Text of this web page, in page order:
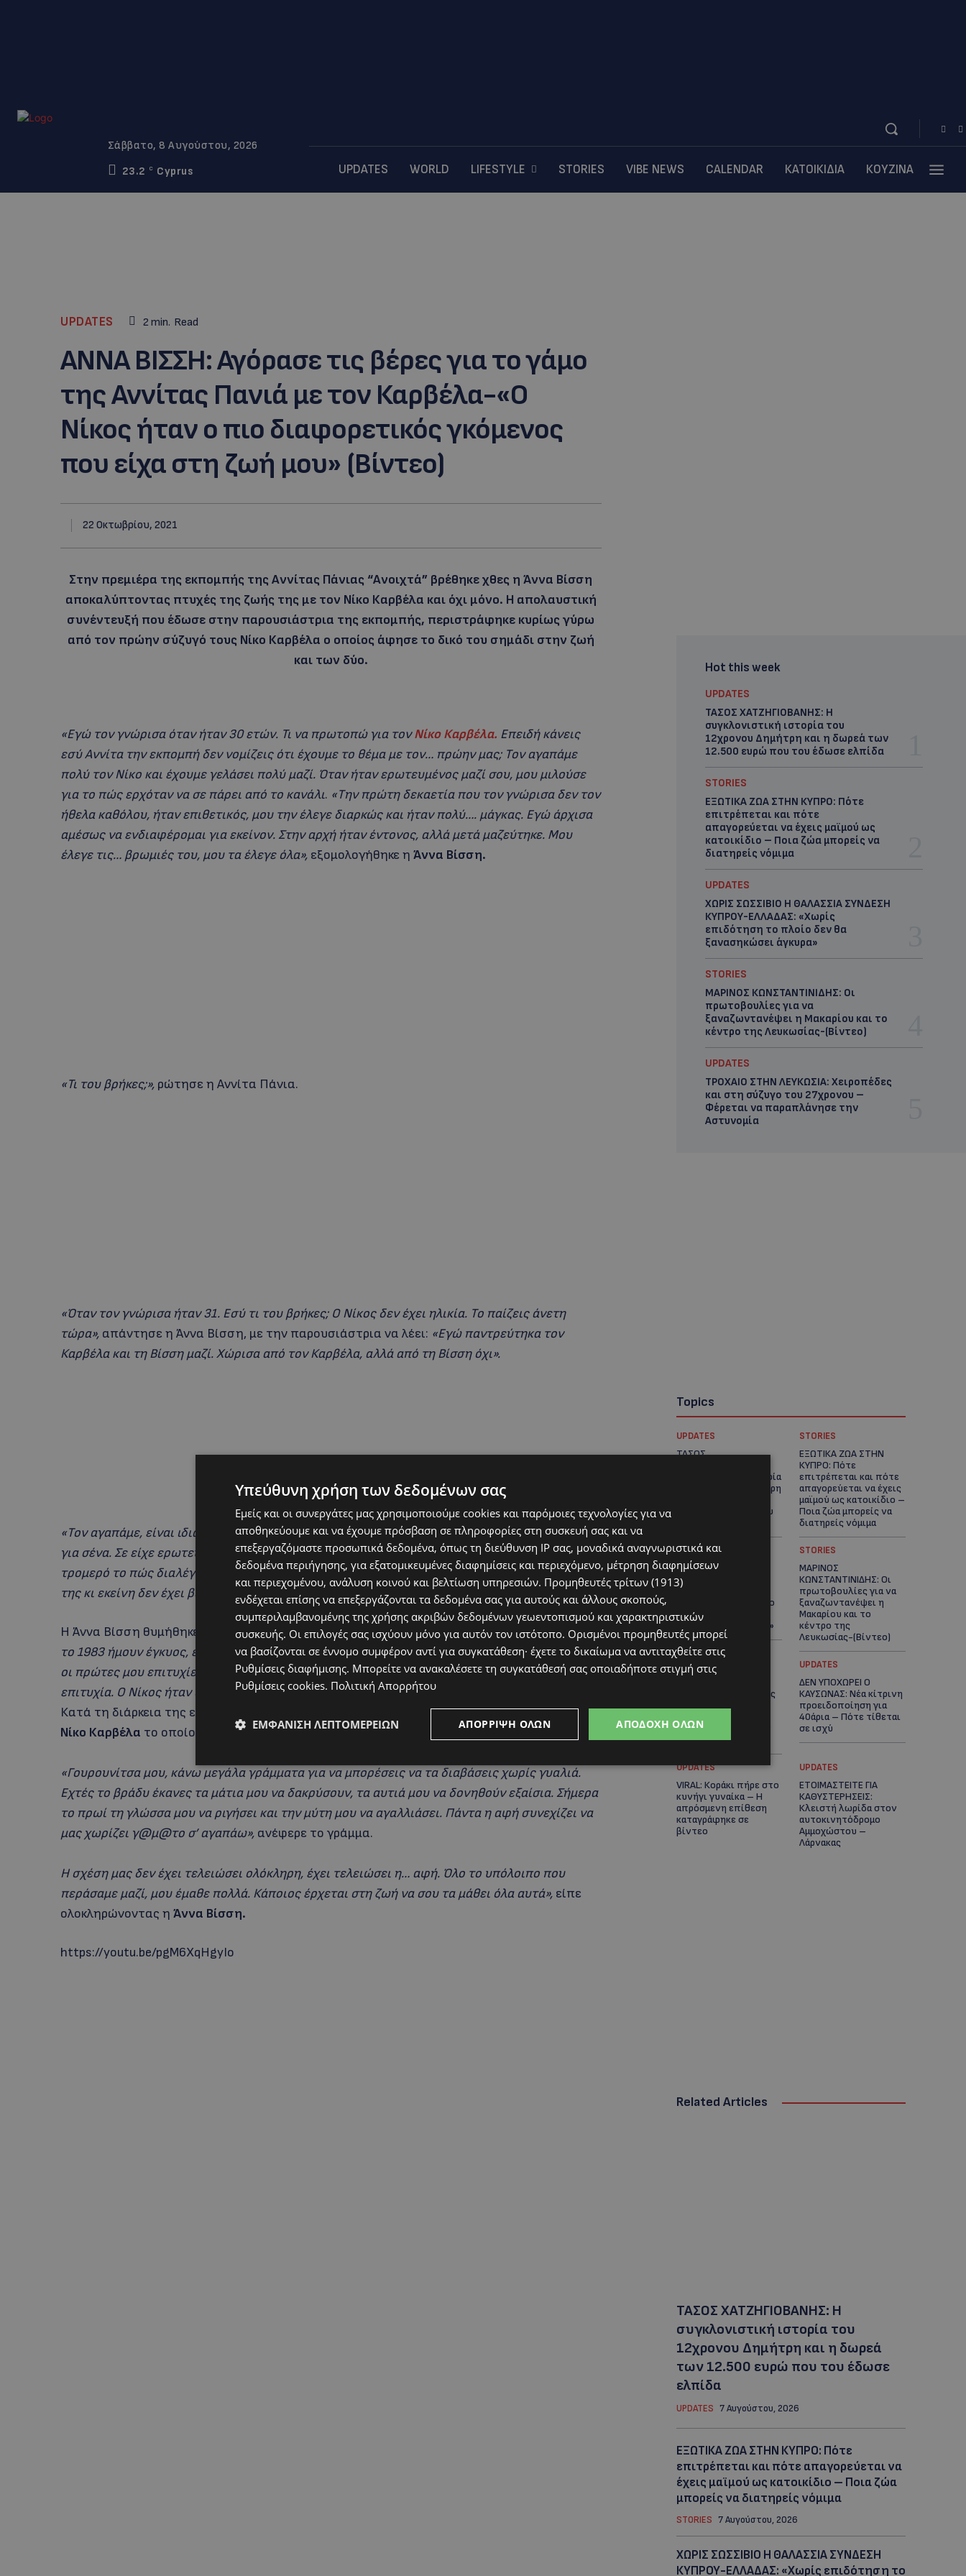
Σάββατο, 8 Αυγούστου, 2026
23.2
C Cyprus UPDATES WORLD LIFESTYLE STORIES VIBE NEWS CALENDAR ΚΑΤΟΙΚΙΔΙΑ ΚΟΥΖΙΝΑ
UPDATES 2 min. Read
ΑΝΝΑ ΒΙΣΣΗ: Αγόρασε τις βέρες για το γάμο
της Αννίτας Πανιά με τον Καρβέλα-«Ο
Νίκος ήταν ο πιο διαφορετικός γκόμενος
που είχα στη ζωή μου» (Βίντεο)
22 Οκτωβρίου, 2021
Στην πρεμιέρα της εκπομπής της Αννίτας Πάνιας “Ανοιχτά” βρέθηκε χθες η Άννα Βίσση
αποκαλύπτοντας πτυχές της ζωής της με τον Νίκο Καρβέλα και όχι μόνο. Η απολαυστική
συνέντευξή που έδωσε στην παρουσιάστρια της εκπομπής, περιστράφηκε κυρίως γύρω
από τον πρώην σύζυγό τους Νίκο Καρβέλα ο οποίος άφησε το δικό του σημάδι στην ζωή
και των δύο.
«Εγώ τον γνώρισα όταν ήταν 30 ετών. Τι να πρωτοπώ για τονΝίκο Καρβέλα. Επειδή κάνεις
εσύ Αννίτα την εκπομπή δεν νομίζεις ότι έχουμε το θέμα με τον… πρώην μας; Τον αγαπάμε
πολύ τον Νίκο και έχουμε γελάσει πολύ μαζί. Όταν ήταν ερωτευμένος μαζί σου, μου μιλούσε
για το πώς ερχόταν να σε πάρει από το κανάλι. «Την πρώτη δεκαετία που τον γνώρισα δεν τον
ήθελα καθόλου, ήταν επιθετικός, μου την έλεγε διαρκώς και ήταν πολύ…. μάγκας. Εγώ άρχισα
αμέσως να ενδιαφέρομαι για εκείνον. Στην αρχή ήταν έντονος, αλλά μετά μαζεύτηκε. Μου
έλεγε τις… βρωμιές του, μου τα έλεγε όλα», εξομολογήθηκε η Άννα Βίσση.
«Τι του βρήκες;», ρώτησε η Αννίτα Πάνια.
«Όταν τον γνώρισα ήταν 31. Εσύ τι του βρήκες; Ο Νίκος δεν έχει ηλικία. Το παίζεις άνετη
τώρα», απάντησε η Άννα Βίσση, με την παρουσιάστρια να λέει: «Εγώ παντρεύτηκα τον
Καρβέλα και τη Βίσση μαζί. Χώρισα από τον Καρβέλα, αλλά από τη Βίσση όχι».
«Τον αγαπάμε, είναι ιδιαίτερο κομμάτι. Έχουμε γελάσει πάρα πολύ. Μια ιστορία που μου είπε
για σένα. Σε είχε ερωτευτεί και μου τα έλεγε. Ήρθε σε μια εκπομπή σου και μου λέει “είναι
τρομερό το πώς διαλέγει πώς θα ντυθεί”. Μου λέει εγώ παρατηρώ που τρέχει ο κόσμος γύρω
της κι εκείνη δεν έχει βαφτεί καν».
Η Άννα Βίσση θυμήθηκε για την εποχή του γάμου της με τον Καρβέλα:«Όταν παντρευτήκαμε
το 1983 ήμουν έγκυος, ενώ παράλληλα ξεδίπλωνα μια καριέρα. Από το 84′ και μετά ξεκίνησαν
οι πρώτες μου επιτυχίες από τον Νίκο. Ήμασταν μαζί σε όλα, στη ζωή στο τραγούδι στην
επιτυχία. Ο Νίκος ήταν ο πιο διαφορετικός γκόμενος που είχα στη ζωή μου».
Κατά τη διάρκεια της εκπομπής η δημοφιλής τραγουδίστρια έλαβε ένα γράμμα από τον
Νίκο Καρβέλα το οποίο προκάλεσε την έντονη συγκίνησή της…
«Γουρουνίτσα μου, κάνω μεγάλα γράμματα για να μπορέσεις να τα διαβάσεις χωρίς γυαλιά.
Εχτές το βράδυ έκανες τα μάτια μου να δακρύσουν, τα αυτιά μου να δονηθούν εξαίσια. Σήμερα
το πρωί τη γλώσσα μου να ριγήσει και την μύτη μου να αγαλλιάσει. Πάντα η αφή συνεχίζει να
μας χωρίζει γ@μ@το σ’ αγαπάω», ανέφερε το γράμμα.
Η σχέση μας δεν έχει τελειώσει ολόκληρη, έχει τελειώσει η… αφή. Όλο το υπόλοιπο που
περάσαμε μαζί, μου έμαθε πολλά. Κάποιος έρχεται στη ζωή να σου τα μάθει όλα αυτά», είπε
ολοκληρώνοντας η Άννα Βίσση.
https://youtu.be/pgM6XqHgyIo
Hot this week
UPDATES
ΤΑΣΟΣ ΧΑΤΖΗΓΙΟΒΑΝΗΣ: Η
συγκλονιστική ιστορία του
12χρονου Δημήτρη και η δωρεά των
12.500 ευρώ που του έδωσε ελπίδα
STORIES
ΕΞΩΤΙΚΑ ΖΩΑ ΣΤΗΝ ΚΥΠΡΟ: Πότε
επιτρέπεται και πότε
απαγορεύεται να έχεις μαϊμού ως
κατοικίδιο – Ποια ζώα μπορείς να
διατηρείς νόμιμα
UPDATES
ΧΩΡΙΣ ΣΩΣΣΙΒΙΟ Η ΘΑΛΑΣΣΙΑ ΣΥΝΔΕΣΗ
ΚΥΠΡΟΥ-ΕΛΛΑΔΑΣ: «Χωρίς
επιδότηση το πλοίο δεν θα
ξανασηκώσει άγκυρα»
STORIES
ΜΑΡΙΝΟΣ ΚΩΝΣΤΑΝΤΙΝΙΔΗΣ: Οι
πρωτοβουλίες για να
ξαναζωντανέψει η Μακαρίου και το
κέντρο της Λευκωσίας-(Βίντεο)
UPDATES
ΤΡΟΧΑΙΟ ΣΤΗΝ ΛΕΥΚΩΣΙΑ: Χειροπέδες
και στη σύζυγο του 27χρονου –
Φέρεται να παραπλάνησε την
Αστυνομία
Topics
UPDATES
ΤΑΣΟΣ
συγκλονιστική ιστορία
του 12χρονου Δημήτρη
12.500 ευρώ που του
STORIES
ΕΞΩΤΙΚΑ ΖΩΑ ΣΤΗΝ
ΚΥΠΡΟ: Πότε
επιτρέπεται και πότε
απαγορεύεται να έχεις
μαϊμού ως κατοικίδιο –
Ποια ζώα μπορείς να
διατηρείς νόμιμα
UPDATES
ΧΩΡΙΣ ΣΩΣΣΙΒΙΟ Η
ΘΑΛΑΣΣΙΑ ΣΥΝΔΕΣΗ
ΚΥΠΡΟΥ-ΕΛΛΑΔΑΣ:
«Χωρίς επιδότηση το
πλοίο δεν θα
ξανασηκώσει άγκυρα»
STORIES
ΜΑΡΙΝΟΣ
ΚΩΝΣΤΑΝΤΙΝΙΔΗΣ: Οι
πρωτοβουλίες για να
ξαναζωντανέψει η
Μακαρίου και το
κέντρο της
Λευκωσίας-(Βίντεο)
UPDATES
ΛΕΥΚΩΣΙΑ: Χειροπέδες
να παραπλάνησε την
Αστυνομία
UPDATES
ΔΕΝ ΥΠΟΧΩΡΕΙ Ο
ΚΑΥΣΩΝΑΣ: Νέα κίτρινη
προειδοποίηση για
40άρια – Πότε τίθεται
σε ισχύ
UPDATES
VIRAL: Κοράκι πήρε στο
κυνήγι γυναίκα – Η
απρόσμενη επίθεση
καταγράφηκε σε
βίντεο
UPDATES
ΕΤΟΙΜΑΣΤΕΙΤΕ ΓΙΑ
ΚΑΘΥΣΤΕΡΗΣΕΙΣ:
Κλειστή λωρίδα στον
αυτοκινητόδρομο
Αμμοχώστου –
Λάρνακας
Related Articles
ΤΑΣΟΣ ΧΑΤΖΗΓΙΟΒΑΝΗΣ: Η
συγκλονιστική ιστορία του
12χρονου Δημήτρη και η δωρεά
των 12.500 ευρώ που του έδωσε
ελπίδα
UPDATES 7 Αυγούστου, 2026
ΕΞΩΤΙΚΑ ΖΩΑ ΣΤΗΝ ΚΥΠΡΟ: Πότε
επιτρέπεται και πότε απαγορεύεται να
έχεις μαϊμού ως κατοικίδιο – Ποια ζώα
μπορείς να διατηρείς νόμιμα
STORIES 7 Αυγούστου, 2026
ΧΩΡΙΣ ΣΩΣΣΙΒΙΟ Η ΘΑΛΑΣΣΙΑ ΣΥΝΔΕΣΗ
ΚΥΠΡΟΥ-ΕΛΛΑΔΑΣ: «Χωρίς επιδότηση το
Υπεύθυνη χρήση των δεδομένων σας
Εμείς και οι συνεργάτες μας χρησιμοποιούμε cookies και παρόμοιες τεχνολογίες για να
αποθηκεύουμε και να έχουμε πρόσβαση σε πληροφορίες στη συσκευή σας και να
επεξεργαζόμαστε προσωπικά δεδομένα, όπως τη διεύθυνση IP σας, μοναδικά αναγνωριστικά και
δεδομένα περιήγησης, για εξατομικευμένες διαφημίσεις και περιεχόμενο, μέτρηση διαφημίσεων
και περιεχομένου, ανάλυση κοινού και βελτίωση υπηρεσιών. Προμηθευτές τρίτων (1913)
ενδέχεται επίσης να επεξεργάζονται τα δεδομένα σας για αυτούς και άλλους σκοπούς,
συμπεριλαμβανομένης της χρήσης ακριβών δεδομένων γεωεντοπισμού και χαρακτηριστικών
συσκευής. Οι επιλογές σας ισχύουν μόνο για αυτόν τον ιστότοπο. Ορισμένοι προμηθευτές μπορεί
να βασίζονται σε έννομο συμφέρον αντί για συγκατάθεση· έχετε το δικαίωμα να αντιταχθείτε στις
Ρυθμίσεις διαφήμισης. Μπορείτε να ανακαλέσετε τη συγκατάθεσή σας οποιαδήποτε στιγμή στις
Ρυθμίσεις cookies. Πολιτική Απορρήτου
ΑΠΟΔΟΧΉ ΌΛΩΝ
ΑΠΌΡΡΙΨΗ ΌΛΩΝ
ΕΜΦΆΝΙΣΗ ΛΕΠΤΟΜΕΡΕΙΏΝ